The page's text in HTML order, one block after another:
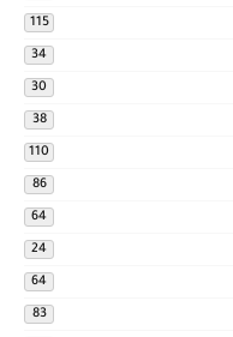
115
34
30
38
110
86
64
24
64
83